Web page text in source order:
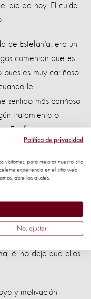
día de hoy. El cuida
de Estefanía, era un
comentan que es
pues es muy cariñoso
le
sentido más cariñoso
tratamiento o
Estefanía.
que los perros
estamos
Esta no fue la
para que lo
Inclusive, Estefanía
y que cuando sus
él no deja que ellos
y motivación
Política de privacidad
visitantes, para mejorar nuestro sitio
experiencia en el sitio web.
abre los ajustes.
No, ajustar